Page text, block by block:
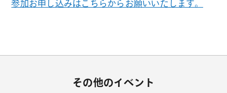
参加お申し込みはこちらからお願いいたします。
その他のイベント